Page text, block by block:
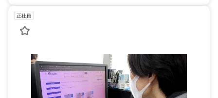
正社員